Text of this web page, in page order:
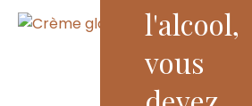
l'alcool,
vous